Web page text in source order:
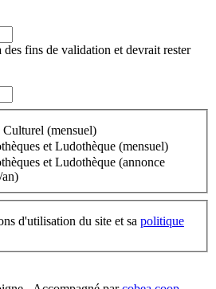
des fins de validation et devrait rester
(mensuel)
et Ludothèque (mensuel)
et Ludothèque (annonce
d'utilisation du site et sa politique